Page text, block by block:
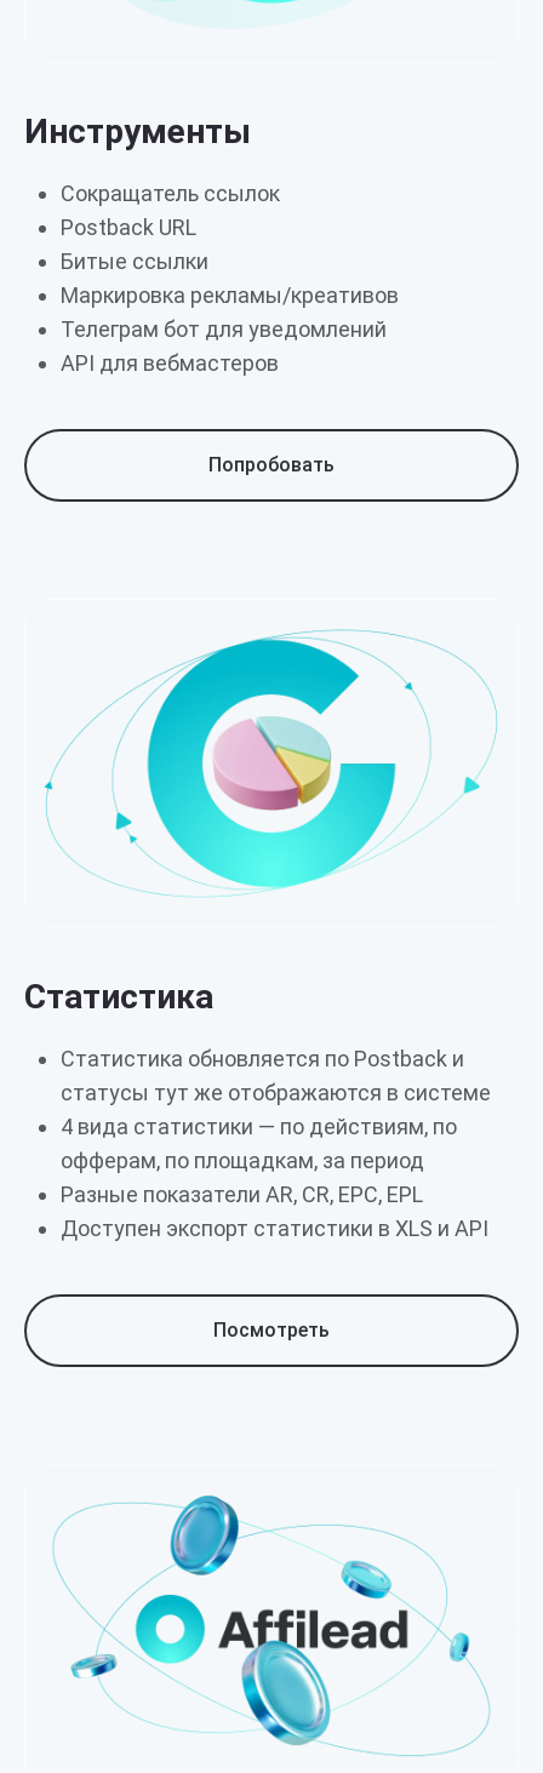
Инструменты
Сокращатель ссылок
Postback URL
Битые ссылки
Маркировка рекламы/креативов
Телеграм бот для уведомлений
API для вебмастеров
Попробовать
Статистика
Статистика обновляется по Postback и
статусы тут же отображаются в системе
4 вида статистики — по действиям, по
офферам, по площадкам, за период
Разные показатели AR, CR, EPC, EPL
Доступен экспорт статистики в XLS и API
Посмотреть